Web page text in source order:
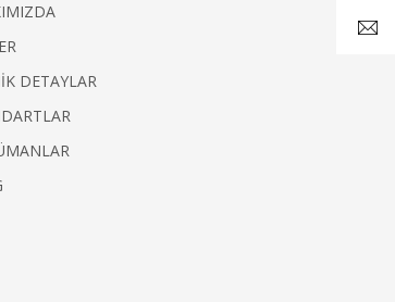
DETAYLAR